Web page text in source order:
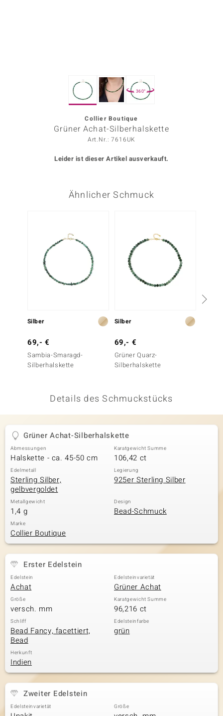
BY DE MELO
Classics
360°
Collier Boutique
Grüner Achat-Silberhalskette
Art.Nr.: 7616UK
Leider ist dieser Artikel ausverkauft.
Ähnlicher Schmuck
Silber
69,- €
Sambia-Smaragd-
Silberhalskette
Silber
69,- €
Grüner Quarz-
Silberhalskette
Details des Schmuckstücks
Grüner Achat-Silberhalskette
Abmessungen
Halskette - ca. 45-50 cm
Karatgewicht Summe
106,42 ct
Edelmetall
Sterling Silber,
gelbvergoldet
Legierung
925er Sterling Silber
Metallgewicht
1,4 g
Design
Bead-Schmuck
Marke
Collier Boutique
Erster Edelstein
Edelstein
Achat
Edelsteinvarietät
Grüner Achat
Größe
versch. mm
Karatgewicht Summe
96,216 ct
Schliff
Bead Fancy, facettiert,
Bead
Edelsteinfarbe
grün
Herkunft
Indien
Zweiter Edelstein
Edelsteinvarietät Größe